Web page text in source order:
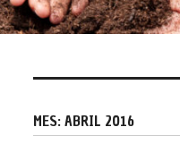
MES:ABRIL 2016